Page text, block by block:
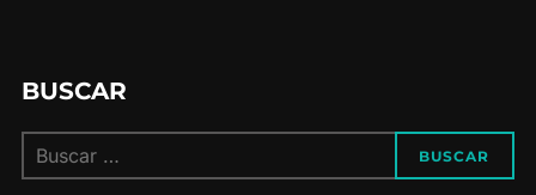
BUSCAR
BUSCAR